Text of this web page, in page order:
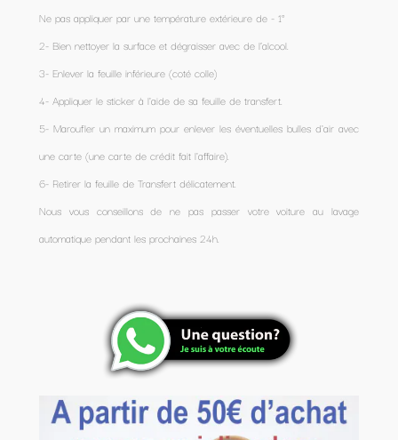
Ne pas appliquer par une température extérieure de - 1°
2- Bien nettoyer la surface et dégraisser avec de l’alcool.
3- Enlever la feuille inférieure (coté colle)
4- Appliquer le sticker à l'aide de sa feuille de transfert.
5- Maroufler un maximum pour enlever les éventuelles bulles d'air avec
une carte (une carte de crédit fait l'affaire).
6- Retirer la feuille de Transfert délicatement.
Nous vous conseillons de ne pas passer votre voiture au lavage
automatique pendant les prochaines 24h.